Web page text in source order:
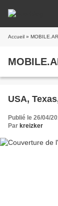
Accueil »
USA,
Publié le 26/04/
Par kreizker